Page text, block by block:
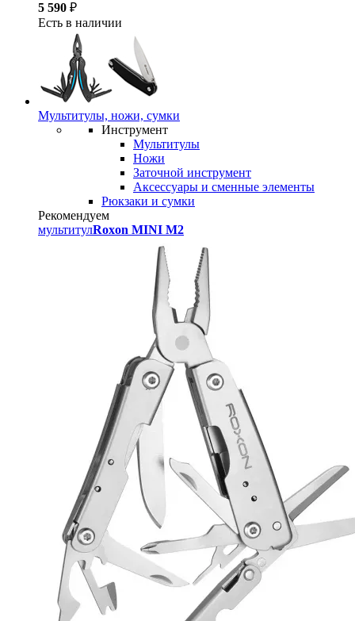
5 590 ₽
Есть в наличии
Мультитулы, ножи, сумки
Инструмент
Мультитулы
Ножи
Заточной инструмент
Аксессуары и сменные элементы
Рюкзаки и сумки
Рекомендуем
мультитулRoxon MINI M2